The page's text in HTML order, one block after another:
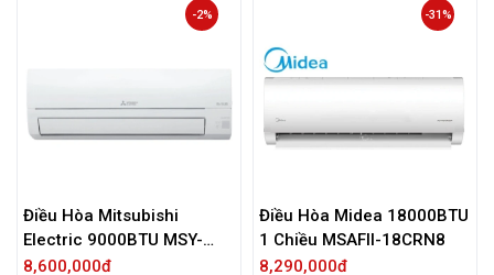
Điều Hòa Mitsubishi
Electric 9000BTU MSY-
JW25VF
8,600,000đ
-2%
Điều Hòa Midea 18000BTU
1 Chiều MSAFII-18CRN8
8,290,000đ
-31%